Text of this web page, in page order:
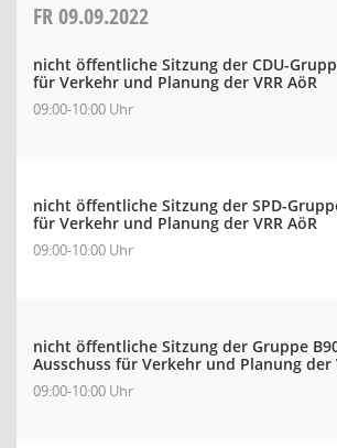
FR09.09.2022
nicht öffentliche Sitzung der CDU-
für Verkehr und Planung der VRR AöR
09:00-10:00 Uhr
nicht öffentliche Sitzung der SPD-
für Verkehr und Planung der VRR AöR
09:00-10:00 Uhr
nicht öffentliche Sitzung der Gruppe
Ausschuss für Verkehr und Planung der
09:00-10:00 Uhr